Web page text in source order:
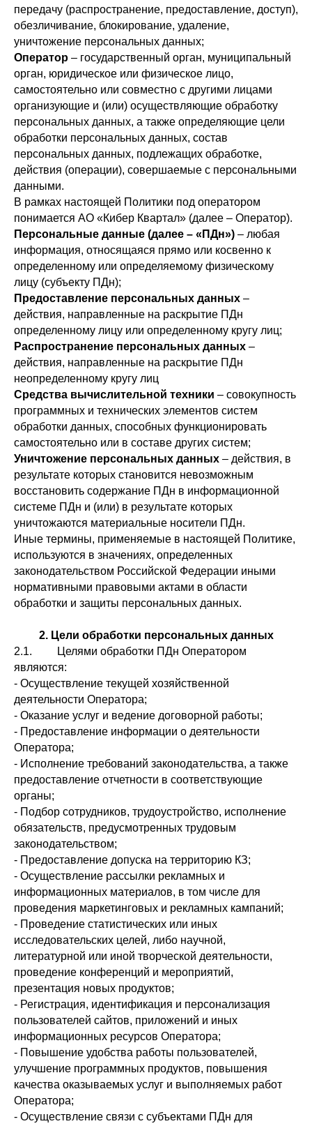
передачу (распространение, предоставление, доступ),
обезличивание, блокирование, удаление,
уничтожение персональных данных;
Оператор – государственный орган, муниципальный
орган, юридическое или физическое лицо,
самостоятельно или совместно с другими лицами
организующие и (или) осуществляющие обработку
персональных данных, а также определяющие цели
обработки персональных данных, состав
персональных данных, подлежащих обработке,
действия (операции), совершаемые с персональными
данными.
В рамках настоящей Политики под оператором
понимается АО «Кибер Квартал» (далее – Оператор).
Персональные данные (далее – «ПДн») – любая
информация, относящаяся прямо или косвенно к
определенному или определяемому физическому
лицу (субъекту ПДн);
Предоставление персональных данных –
действия, направленные на раскрытие ПДн
определенному лицу или определенному кругу лиц;
Распространение персональных данных –
действия, направленные на раскрытие ПДн
неопределенному кругу лиц
Средства вычислительной техники – совокупность
программных и технических элементов систем
обработки данных, способных функционировать
самостоятельно или в составе других систем;
Уничтожение персональных данных – действия, в
результате которых становится невозможным
восстановить содержание ПДн в информационной
системе ПДн и (или) в результате которых
уничтожаются материальные носители ПДн.
Иные термины, применяемые в настоящей Политике,
используются в значениях, определенных
законодательством Российской Федерации иными
нормативными правовыми актами в области
обработки и защиты персональных данных.
2. Цели обработки персональных данных
2.1. Целями обработки ПДн Оператором
являются:
- Осуществление текущей хозяйственной
деятельности Оператора;
- Оказание услуг и ведение договорной работы;
- Предоставление информации о деятельности
Оператора;
- Исполнение требований законодательства, а также
предоставление отчетности в соответствующие
органы;
- Подбор сотрудников, трудоустройство, исполнение
обязательств, предусмотренных трудовым
законодательством;
- Предоставление допуска на территорию КЗ;
- Осуществление рассылки рекламных и
информационных материалов, в том числе для
проведения маркетинговых и рекламных кампаний;
- Проведение статистических или иных
исследовательских целей, либо научной,
литературной или иной творческой деятельности,
проведение конференций и мероприятий,
презентация новых продуктов;
- Регистрация, идентификация и персонализация
пользователей сайтов, приложений и иных
информационных ресурсов Оператора;
- Повышение удобства работы пользователей,
улучшение программных продуктов, повышения
качества оказываемых услуг и выполняемых работ
Оператора;
- Осуществление связи с субъектами ПДн для